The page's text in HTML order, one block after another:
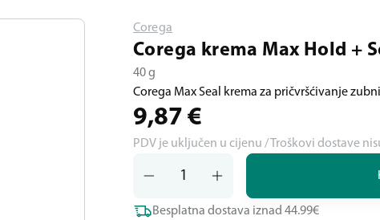
Corega
Corega krema Max Hold +
40 g
Corega Max Seal krema za pričvršćivanje
9,87 €
PDV je uključen u cijenu / Troškovi dostave
Besplatna dostava iznad 44.99€